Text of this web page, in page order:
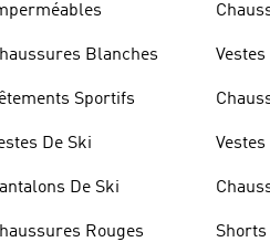
Blanches
Sportifs
De Ski
De Ski
Rouges